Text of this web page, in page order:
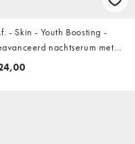
- Skin - Youth Boosting -
nachtserum met